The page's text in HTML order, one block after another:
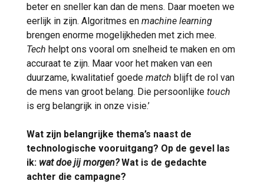
beter en sneller kan dan de mens. Daar moeten we
eerlijk in zijn. Algoritmes en machine learning
brengen enorme mogelijkheden met zich mee.
Tech helpt ons vooral om snelheid te maken en om
accuraat te zijn. Maar voor het maken van een
duurzame, kwalitatief goede match blijft de rol van
de mens van groot belang. Die persoonlijke touch
is erg belangrijk in onze visie.’
Wat zijn belangrijke thema’s naast de
technologische vooruitgang? Op de gevel las
ik: wat doe jij morgen?Wat is de gedachte
achter die campagne?